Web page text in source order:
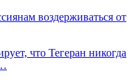
воздерживаться от
что Тегеран никогда